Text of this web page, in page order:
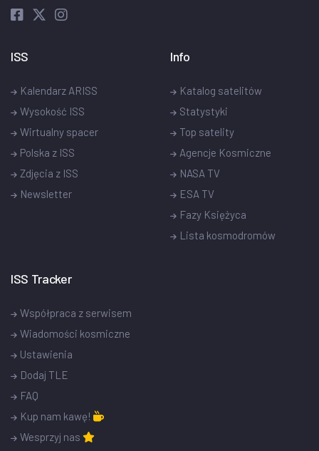
ISS
Kalendarz ARISS
Wysokość ISS
Wirtualny spacer
Polska z ISS
Zdjęcia z ISS
Newsletter
Info
Katalog satelitów
Statystyki
Top satelity
Agencje Kosmiczne
NASA TV
ESA TV
Fazy Księżyca
Lista kosmodromów
ISS Tracker
Współpraca z serwisem
Wiadomości kosmiczne
Ustawienia
Dodaj TLE
FAQ
Kup nam kawę!
Wesprzyj nas